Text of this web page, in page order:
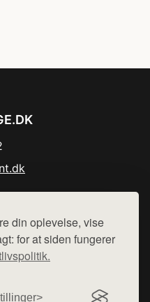
din oplevelse, vise
for at siden fungerer
vi henviser til de shops,